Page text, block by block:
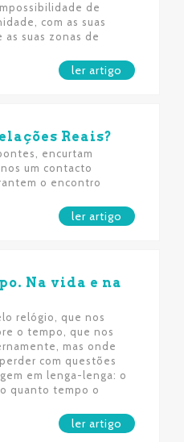
de
com as suas
as suas zonas de
ler artigo
Reais?
encurtam
um contacto
o encontro
ler artigo
Na vida e na
relógio, que nos
o tempo, que nos
mas onde
com questões
em lenga-lenga: o
quanto tempo o
ler artigo